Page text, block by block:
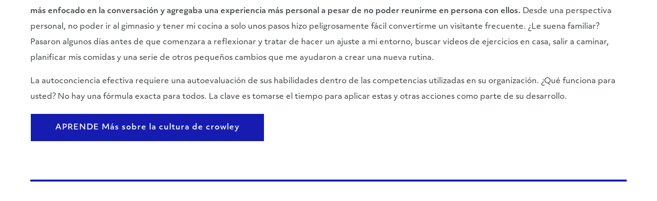
más enfocado en la conversación y agregaba una experiencia más personal a pesar de no poder reunirme en persona con ellos. Desde una perspectiva
personal, no poder ir al gimnasio y tener mi cocina a solo unos pasos hizo peligrosamente fácil convertirme un visitante frecuente. ¿Le suena familiar?
Pasaron algunos días antes de que comenzara a reflexionar y tratar de hacer un ajuste a mi entorno, buscar videos de ejercicios en casa, salir a caminar,
planificar mis comidas y una serie de otros pequeños cambios que me ayudaron a crear una nueva rutina.
La autoconciencia efectiva requiere una autoevaluación de sus habilidades dentro de las competencias utilizadas en su organización. ¿Qué funciona para
usted? No hay una fórmula exacta para todos. La clave es tomarse el tiempo para aplicar estas y otras acciones como parte de su desarrollo.
APRENDE Más sobre la cultura de crowley